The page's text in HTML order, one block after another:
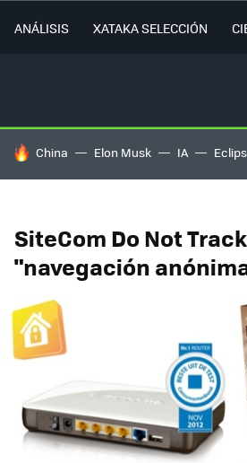
ANÁLISIS XATAKA SELECCIÓN
HOY SE HABLA DE
China Elon Musk IA
SiteCom Do Not
"navegación